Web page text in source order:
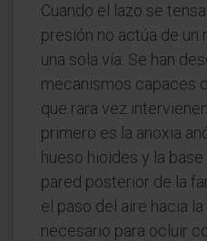
Cuando el lazo se
presión no actúa de un
una sola vía. Se han
mecanismos capaces
que rara vez
primero es la anoxia
hueso hioides y la
pared posterior de la
el paso del aire hacia
necesario para ocluir